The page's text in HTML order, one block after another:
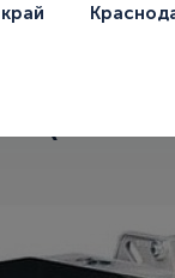
(31.9 -